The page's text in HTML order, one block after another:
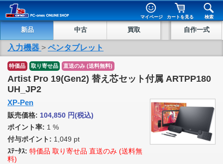
マイページ カートを見る 検索
新品 中古 買取 自作一式
入力機器 > ペンタブレット
特価品 取り寄せ品 直送のみ (送料無料)
Artist Pro 19(Gen2) 替え芯セット付属 ARTPP180
UH_JP2
XP-Pen
販売価格: 104,850 円(税込)
ポイント率: 1 %
付与ポイント: 1,049 pt
ｽﾃｰﾀｽ: 特価品 取り寄せ品 直送のみ (送料無
料)